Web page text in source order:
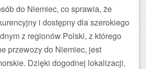
do Niemiec, co sprawia, że
i dostępny dla szerokiego
z regionów Polski, z którego
przewozy do Niemiec, jest
Dzięki dogodnej lokalizacji,